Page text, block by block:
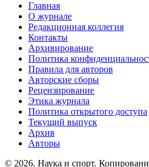
Главная
О журнале
Редакционная коллегия
Контакты
Архивирование
Политика
Правила для авторов
Авторские сборы
Рецензирование
Этика журнала
Политика открытого доступа
Текущий выпуск
Архив
Авторы
© 2026. Наука и спорт.